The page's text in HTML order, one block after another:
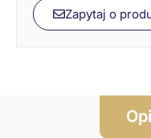
Zapytaj o